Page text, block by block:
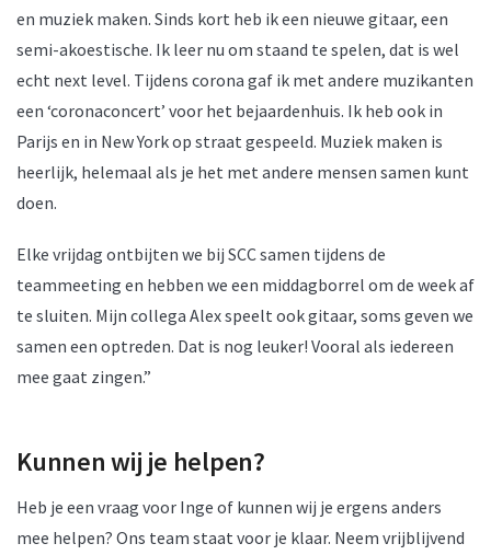
en muziek maken. Sinds kort heb ik een nieuwe gitaar, een
semi-akoestische. Ik leer nu om staand te spelen, dat is wel
echt next level. Tijdens corona gaf ik met andere muzikanten
een ‘coronaconcert’ voor het bejaardenhuis. Ik heb ook in
Parijs en in New York op straat gespeeld. Muziek maken is
heerlijk, helemaal als je het met andere mensen samen kunt
doen.
Elke vrijdag ontbijten we bij SCC samen tijdens de
teammeeting en hebben we een middagborrel om de week af
te sluiten. Mijn collega Alex speelt ook gitaar, soms geven we
samen een optreden. Dat is nog leuker! Vooral als iedereen
mee gaat zingen.”
Kunnen wij je helpen?
Heb je een vraag voor Inge of kunnen wij je ergens anders
mee helpen? Ons team staat voor je klaar. Neem vrijblijvend